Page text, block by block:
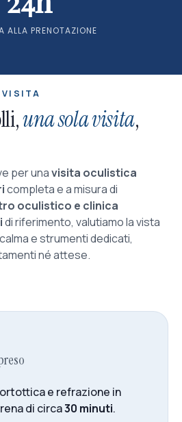
ALLA PRENOTAZIONE
VISITA
una sola visita,
per unavisita oculistica
completa e a misura di
oculistico e clinica
di riferimento, valutiamo la vista
e strumenti dedicati,
né attese.
e refrazione in
di circa30 minuti.